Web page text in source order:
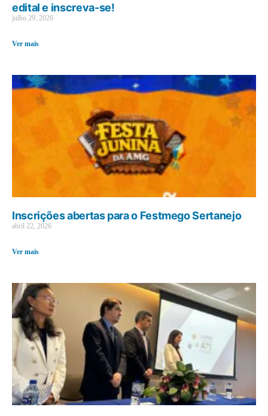
edital e inscreva-se!
julho 29, 2026
Ver mais
Inscrições abertas para o Festmego Sertanejo
abril 22, 2026
Ver mais